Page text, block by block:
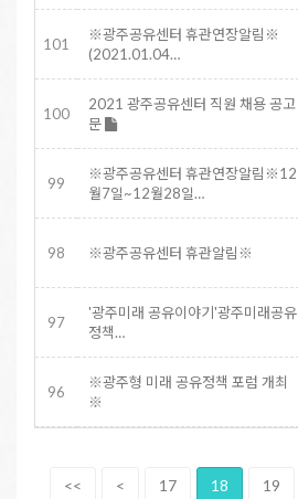
101
※광주공유센터 휴관연장알림※
(2021.01.04…
100
2021 광주공유센터 직원 채용 공고
문
99
※광주공유센터 휴관연장알림※12
월7일~12월28일…
98 ※광주공유센터 휴관알림※
97
'광주미래 공유이야기'광주미래공유
정책…
96
※광주형 미래 공유정책 포럼 개최
※
<< < 17 18 19